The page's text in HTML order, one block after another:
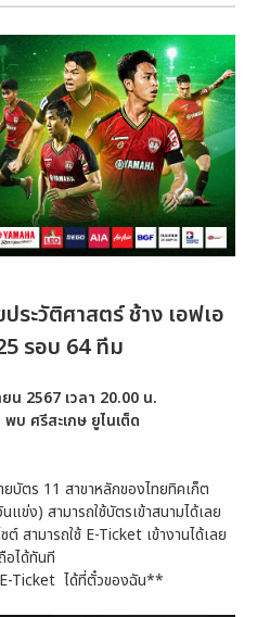
ะวัติศาสตร์ ช้าง เอฟเอ
รอบ 64 ทีม
2567 เวลา 20.00 น.
บ ศรีสะเกษ ยูไนเต็ด
บัตร 11 สาขาหลักของไทยทิคเก็ต
ข่ง) สามารถใช้บัตรเข้าสนามได้เลย
สามารถใช้ E-Ticket เข้างานได้เลย
ได้ทันที
Ticket ได้ที่ตั๋วของฉัน**